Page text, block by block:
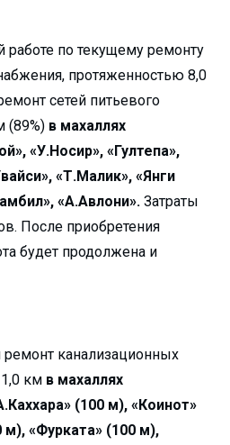
работе по текущему ремонту
протяженностью 8,0
сетей питьевого
(89%) в махаллях
«У.Носир», «Гултепа»,
«Т.Малик», «Янги
«А.Авлони». Затраты
После приобретения
будет продолжена и
канализационных
км в махаллях
(100 м), «Коинот»
м), «Фурката» (100 м),